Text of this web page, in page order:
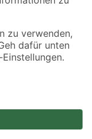
Angebote sind unter
beziehen
Speditionsversand, hier
widerrufen